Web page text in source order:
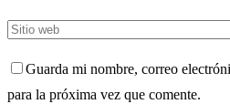
Guarda mi nombre, correo
para la próxima vez que comente.